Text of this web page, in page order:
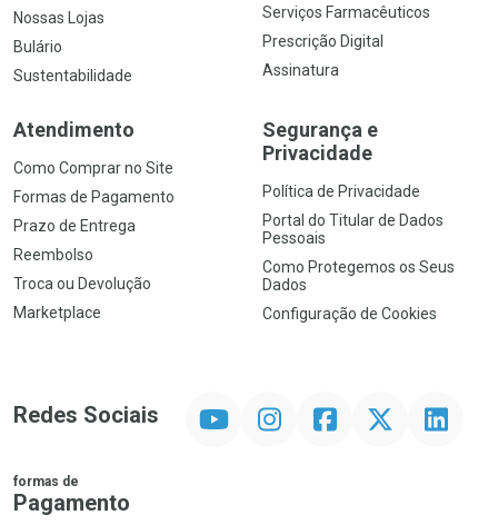
Nossas Lojas
Bulário
Sustentabilidade
Serviços Farmacêuticos
Prescrição Digital
Assinatura
Atendimento
Como Comprar no Site
Formas de Pagamento
Prazo de Entrega
Reembolso
Troca ou Devolução
Marketplace
Segurança e
Privacidade
Política de Privacidade
Portal do Titular de Dados
Pessoais
Como Protegemos os Seus
Dados
Configuração de Cookies
Redes Sociais InstagramFacebookTwitter Linkedin
formas de
Pagamento